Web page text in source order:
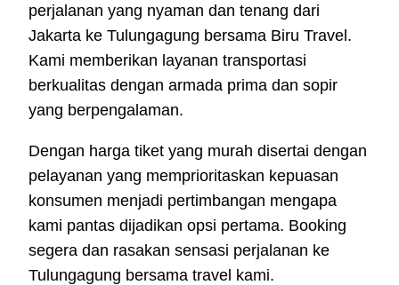
perjalanan yang nyaman dan tenang dari
Jakarta ke Tulungagung bersama Biru Travel.
Kami memberikan layanan transportasi
berkualitas dengan armada prima dan sopir
yang berpengalaman.
Dengan harga tiket yang murah disertai dengan
pelayanan yang memprioritaskan kepuasan
konsumen menjadi pertimbangan mengapa
kami pantas dijadikan opsi pertama. Booking
segera dan rasakan sensasi perjalanan ke
Tulungagung bersama travel kami.